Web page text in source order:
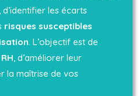
les écarts
risques susceptibles
. L’objectif est de
, d’améliorer leur
la maîtrise de vos